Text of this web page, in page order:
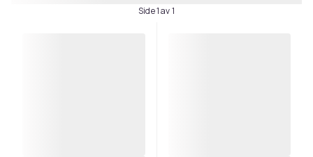
Side 1 av 1